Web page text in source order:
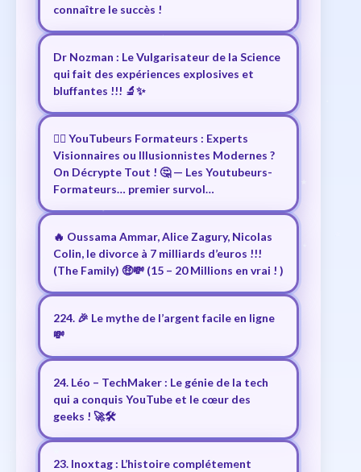
connaître le succès !
Dr Nozman : Le Vulgarisateur de la Science
qui fait des expériences explosives et
bluffantes !!! 🔬✨
🕵️‍♂️ YouTubeurs Formateurs : Experts
Visionnaires ou Illusionnistes Modernes ?
On Décrypte Tout ! 🤔 — Les Youtubeurs-
Formateurs… premier survol…
🔥 Oussama Ammar, Alice Zagury, Nicolas
Colin, le divorce à 7 milliards d’euros !!!
(The Family) 🤑💸 (15 – 20 Millions en vrai ! )
224. 🎉 Le mythe de l’argent facile en ligne
💸
24. Léo – TechMaker : Le génie de la tech
qui a conquis YouTube et le cœur des
geeks ! 🚀🛠️
23. Inoxtag : L’histoire complétement